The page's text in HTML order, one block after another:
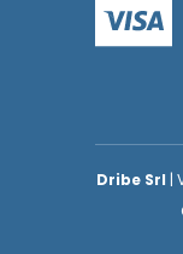
Dribe Srl |